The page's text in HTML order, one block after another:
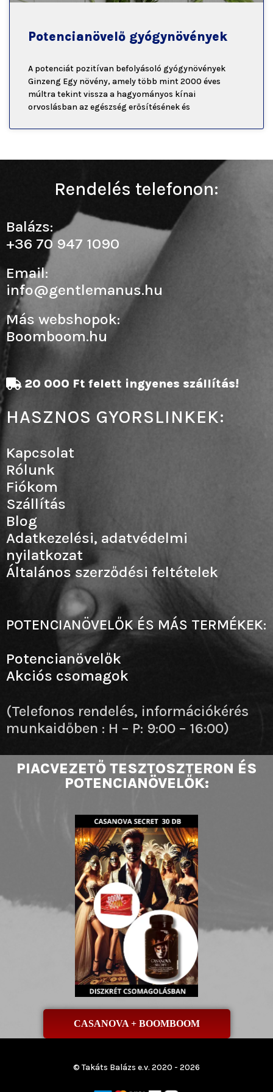
Potencianövelő gyógynövények
A potenciát pozitívan befolyásoló gyógynövények
Ginzeng Egy növény, amely több mint 2000 éves
múltra tekint vissza a hagyományos kínai
orvoslásban az egészség erősítésének és
PIACVEZETŐ TESZTOSZTERON ÉS
POTENCIANÖVELŐK:
CASANOVA + BOOMBOOM
20 000 Ft felett ingyenes szállítás!
HASZNOS GYORSLINKEK:
Kapcsolat
Rólunk
Fiókom
Szállítás
Blog
Adatkezelési, adatvédelmi
nyilatkozat
Általános szerződési feltételek
POTENCIANÖVELŐK ÉS MÁS TERMÉKEK:
Potencianövelők
Akciós csomagok
(Telefonos rendelés, információkérés
munkaidőben : H – P: 9:00 – 16:00)
Rendelés telefonon:
Balázs:
+36 70 947 1090
Email:
info@gentlemanus.hu
Más webshopok:
Boomboom.hu
© Takáts Balázs e.v. 2020 - 2026